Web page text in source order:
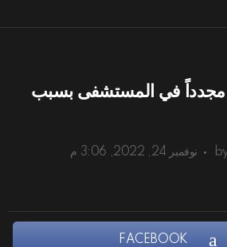
مجدداً في المستشفى بسبب
نوفمبر 24, 2022, 3:06 م
FACEBOOK